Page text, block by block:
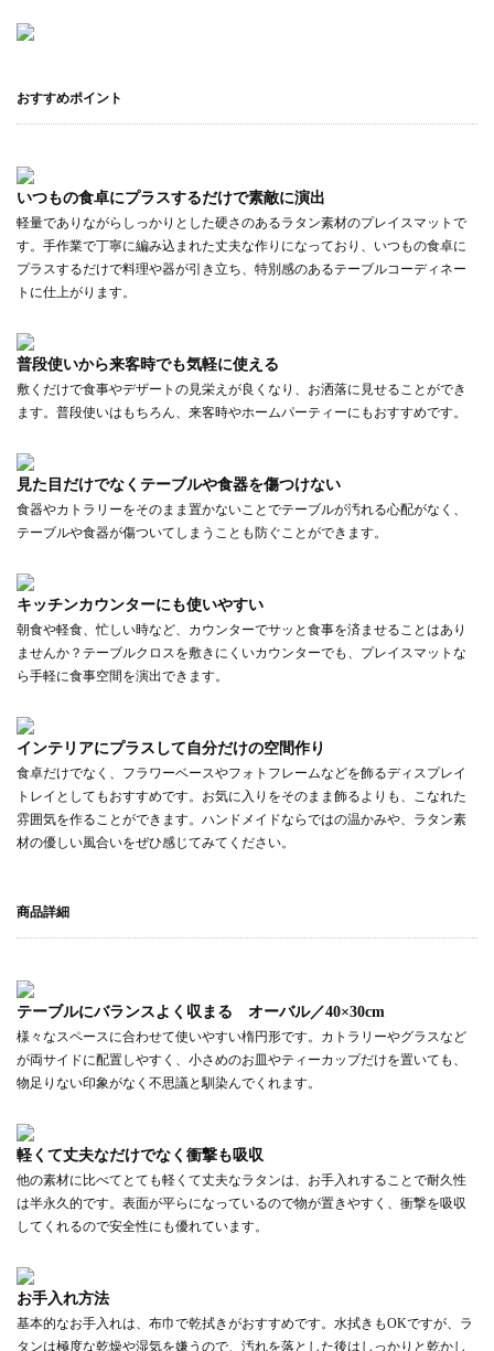
おすすめポイント
いつもの食卓にプラスするだけで素敵に演出
軽量でありながらしっかりとした硬さのあるラタン素材のプレイスマットで
す。手作業で丁寧に編み込まれた丈夫な作りになっており、いつもの食卓に
プラスするだけで料理や器が引き立ち、特別感のあるテーブルコーディネー
トに仕上がります。
普段使いから来客時でも気軽に使える
敷くだけで食事やデザートの見栄えが良くなり、お洒落に見せることができ
ます。普段使いはもちろん、来客時やホームパーティーにもおすすめです。
見た目だけでなくテーブルや食器を傷つけない
食器やカトラリーをそのまま置かないことでテーブルが汚れる心配がなく、
テーブルや食器が傷ついてしまうことも防ぐことができます。
キッチンカウンターにも使いやすい
朝食や軽食、忙しい時など、カウンターでサッと食事を済ませることはあり
ませんか？テーブルクロスを敷きにくいカウンターでも、プレイスマットな
ら手軽に食事空間を演出できます。
インテリアにプラスして自分だけの空間作り
食卓だけでなく、フラワーベースやフォトフレームなどを飾るディスプレイ
トレイとしてもおすすめです。お気に入りをそのまま飾るよりも、こなれた
雰囲気を作ることができます。ハンドメイドならではの温かみや、ラタン素
材の優しい風合いをぜひ感じてみてください。
商品詳細
テーブルにバランスよく収まる オーバル／40×30cm
様々なスペースに合わせて使いやすい楕円形です。カトラリーやグラスなど
が両サイドに配置しやすく、小さめのお皿やティーカップだけを置いても、
物足りない印象がなく不思議と馴染んでくれます。
軽くて丈夫なだけでなく衝撃も吸収
他の素材に比べてとても軽くて丈夫なラタンは、お手入れすることで耐久性
は半永久的です。表面が平らになっているので物が置きやすく、衝撃を吸収
してくれるので安全性にも優れています。
お手入れ方法
基本的なお手入れは、布巾で乾拭きがおすすめです。水拭きもOKですが、ラ
タンは極度な乾燥や湿気を嫌うので、汚れを落とした後はしっかりと乾かし